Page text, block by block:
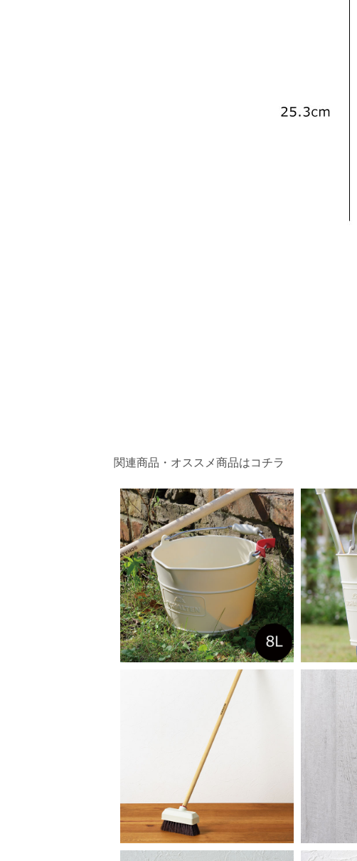
関連商品・オススメ商品はコチラ